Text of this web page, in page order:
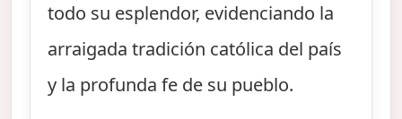
todo su esplendor, evidenciando la
arraigada tradición católica del país
y la profunda fe de su pueblo.